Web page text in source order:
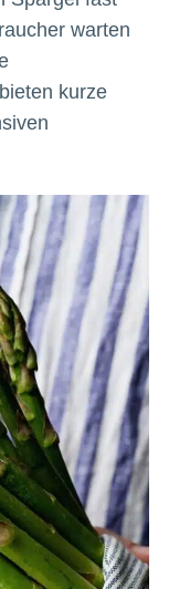
warten
kurze